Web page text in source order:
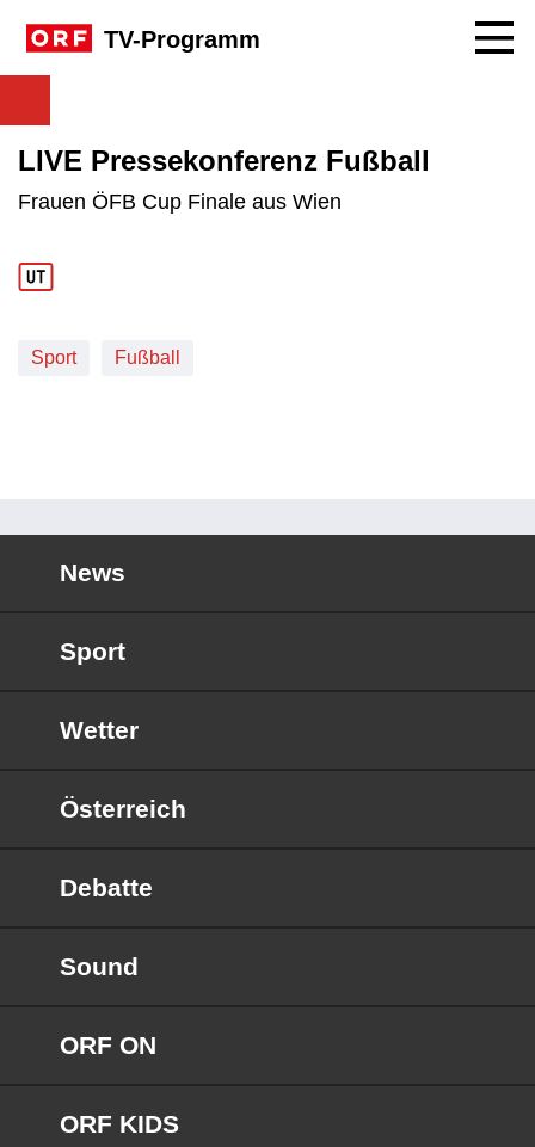
TV-Programm
LIVE Pressekonferenz Fußball
Frauen ÖFB Cup Finale aus Wien
Sport Fußball
News
Sport
Wetter
Österreich
Debatte
Sound
ORF ON
ORF KIDS